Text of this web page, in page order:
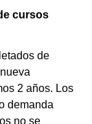
cursos
de
2 años. Los
demanda
no se